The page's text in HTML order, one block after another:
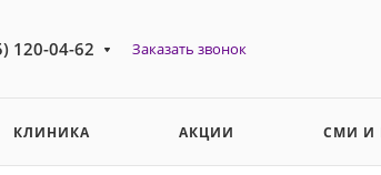
120-04-62 Заказать звонок
КЛИНИКА АКЦИИ СМИ И